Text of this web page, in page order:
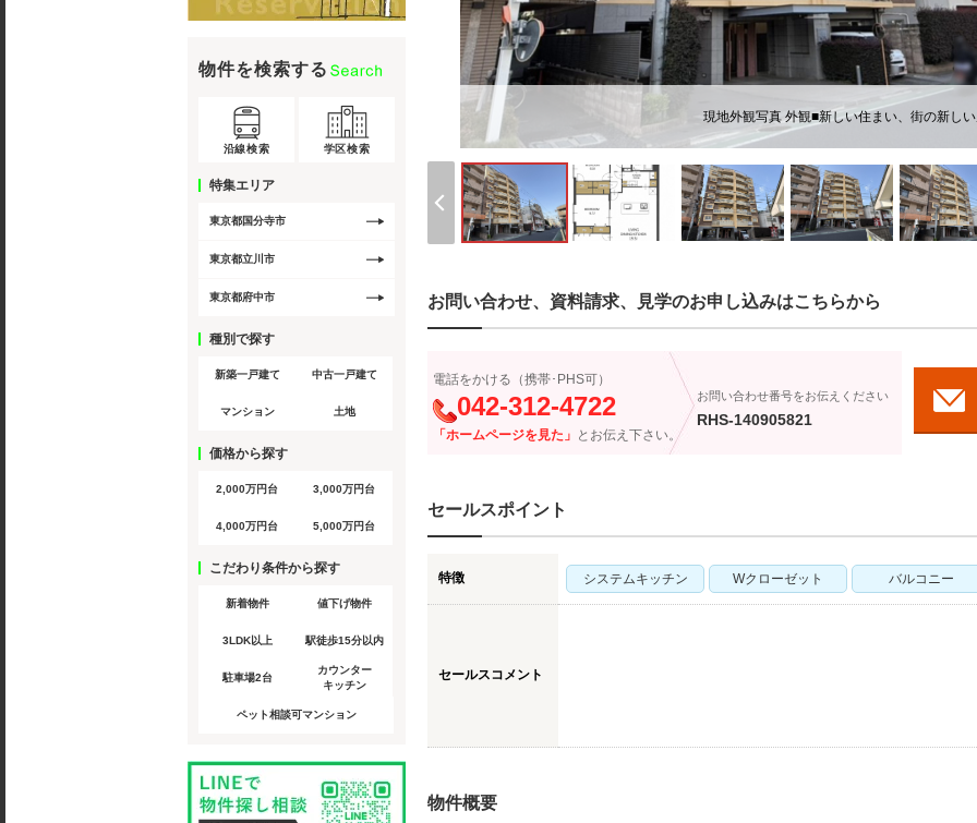
現地外観写真 外観■新しい住まい、街の新し
お問い合わせ、資料請求、見学のお申し込みはこちらから
電話をかける（携帯･PHS可）
042-312-4722
「ホームページを見た」 とお伝え下さい。
お問い合わせ番号をお伝えください
RHS-140905821
セールスポイント
特徴 システムキッチン Wクローゼット バルコニー
セールスコメント
物件概要
物件を検索する
沿線検索 学区検索
特集エリア
東京都国分寺市
東京都立川市
東京都府中市
種別で探す
新築一戸建て 中古一戸建て
マンション 土地
価格から探す
2,000万円台 3,000万円台
4,000万円台 5,000万円台
こだわり条件から探す
新着物件 値下げ物件
3LDK以上 駅徒歩15分以内
駐車場2台
カウンター
キッチン
ペット相談可マンション